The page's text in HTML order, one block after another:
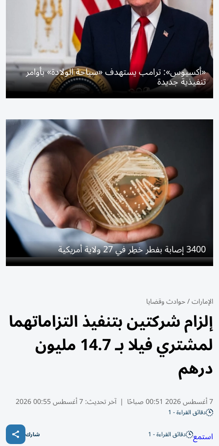
«أكسيوس»: ترامب يستهدف «سياحة الولادة» بأوامر
تنفيذية جديدة
3400 إصابة بفطر خطِر في 27 ولاية أمريكية
الإمارات/حوادث وقضايا
إلزام شركتين بتنفيذ التزاماتهما
لمشتري فيلا بـ 14.7 مليون
درهم
7 أغسطس 2026 00:51 صباحًا | آخر تحديث:7 أغسطس 00:55 2026
دقائق القراءة - 1
استمع دقائق القراءة - 1 شارك